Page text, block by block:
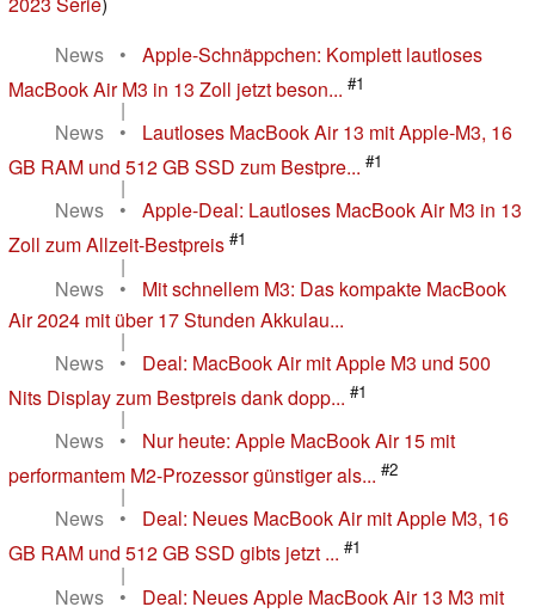
News
•
Apple-Schnäppchen: Komplett lautloses
MacBook Air M3 in 13 Zoll jetzt beson... #1
|
News
•
Lautloses MacBook Air 13 mit Apple-M3, 16
GB RAM und 512 GB SSD zum Bestpre... #1
|
News
•
Apple-Deal: Lautloses MacBook Air M3 in 13
Zoll zum Allzeit-Bestpreis #1
|
News
•
Mit schnellem M3: Das kompakte MacBook
Air 2024 mit über 17 Stunden Akkulau...
|
News
•
Deal: MacBook Air mit Apple M3 und 500
Nits Display zum Bestpreis dank dopp... #1
|
News
•
Nur heute: Apple MacBook Air 15 mit
performantem M2-Prozessor günstiger als... #2
|
News
•
Deal: Neues MacBook Air mit Apple M3, 16
GB RAM und 512 GB SSD gibts jetzt ... #1
|
News
•
Deal: Neues Apple MacBook Air 13 M3 mit